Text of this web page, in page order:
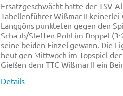
Ersatzgeschwächt hatte der TSV
Tabellenführer Wißmar II keinerlei
Langgöns punkteten gegen den
Schaub/Steffen Pohl im Doppel
seine beiden Einzel gewann. Die
heutigen Mittwoch im Topspiel der
Gießen dem TTC Wißmar II ein
Details